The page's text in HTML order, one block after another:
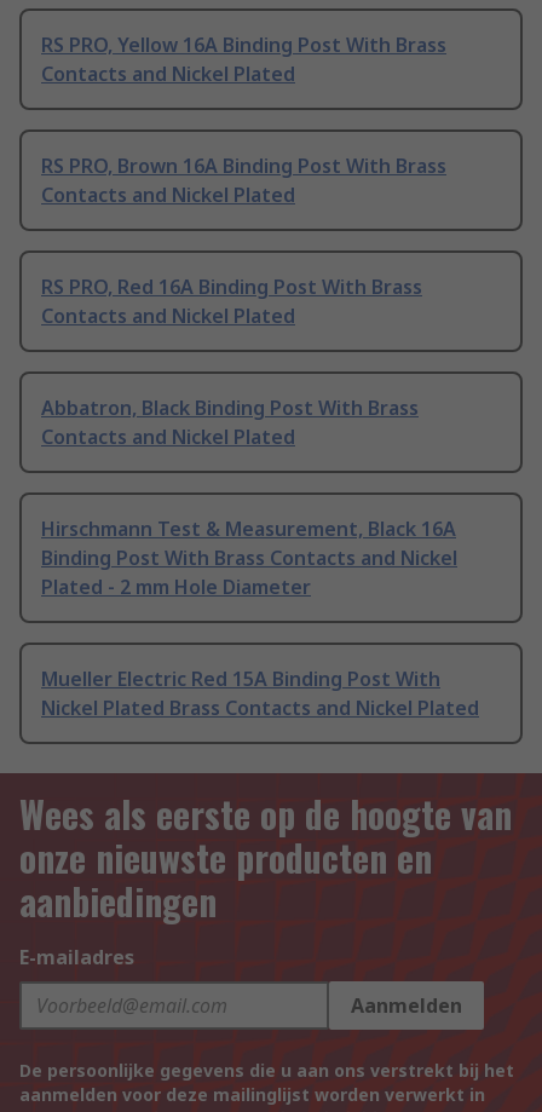
RS PRO, Yellow 16A Binding Post With Brass
Contacts and Nickel Plated
RS PRO, Brown 16A Binding Post With Brass
Contacts and Nickel Plated
RS PRO, Red 16A Binding Post With Brass
Contacts and Nickel Plated
Abbatron, Black Binding Post With Brass
Contacts and Nickel Plated
Hirschmann Test & Measurement, Black 16A
Binding Post With Brass Contacts and Nickel
Plated - 2 mm Hole Diameter
Mueller Electric Red 15A Binding Post With
Nickel Plated Brass Contacts and Nickel Plated
Wees als eerste op de hoogte van
onze nieuwste producten en
aanbiedingen
E-mailadres
Aanmelden
De persoonlijke gegevens die u aan ons verstrekt bij het
aanmelden voor deze mailinglijst worden verwerkt in